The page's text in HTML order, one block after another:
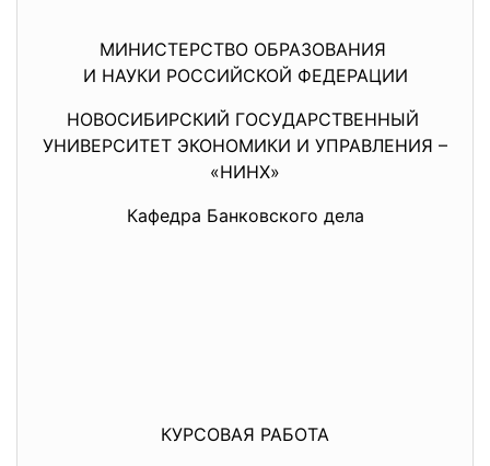
МИНИСТЕРСТВО ОБРАЗОВАНИЯ
И НАУКИ РОССИЙСКОЙ ФЕДЕРАЦИИ
НОВОСИБИРСКИЙ ГОСУДАРСТВЕННЫЙ
УНИВЕРСИТЕТ ЭКОНОМИКИ И УПРАВЛЕНИЯ –
«НИНХ»
Кафедра Банковского дела
КУРСОВАЯ РАБОТА